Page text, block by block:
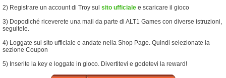
2) Registrare un account di Troy sul sito ufficiale e scaricare il gioco
3) Dopodiché riceverete una mail da parte di ALT1 Games con diverse istruzioni,
seguitele.
4) Loggate sul sito ufficiale e andate nella Shop Page. Quindi selezionate la
sezione Coupon
5) Inserite la key e loggate in gioco. Divertitevi e godetevi la reward!